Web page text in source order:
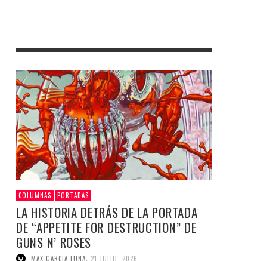
COLUMNAS PORTADAS
LA HISTORIA DETRÁS DE LA PORTADA
DE “APPETITE FOR DESTRUCTION” DE
GUNS N’ ROSES
MAX GARCIA LUNA, 21 JULIO, 2026